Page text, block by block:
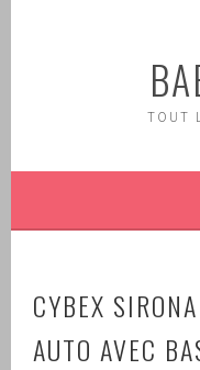
TOUT
CYBEX
AUTO AVEC